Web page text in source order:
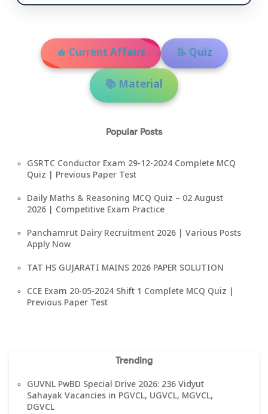
🔥 Current Affairs 📝 Quiz
📚 Material
Popular Posts
GSRTC Conductor Exam 29-12-2024 Complete MCQ
Quiz | Previous Paper Test
Daily Maths & Reasoning MCQ Quiz – 02 August
2026 | Competitive Exam Practice
Panchamrut Dairy Recruitment 2026 | Various Posts
Apply Now
TAT HS GUJARATI MAINS 2026 PAPER SOLUTION
CCE Exam 20-05-2024 Shift 1 Complete MCQ Quiz |
Previous Paper Test
Trending
GUVNL PwBD Special Drive 2026: 236 Vidyut
Sahayak Vacancies in PGVCL, UGVCL, MGVCL,
DGVCL